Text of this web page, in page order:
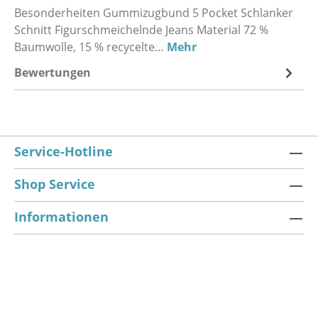
Besonderheiten Gummizugbund 5 Pocket Schlanker
Schnitt Figurschmeichelnde Jeans Material 72 %
Baumwolle, 15 % recycelte… Mehr
Bewertungen
Service-Hotline
Shop Service
Informationen